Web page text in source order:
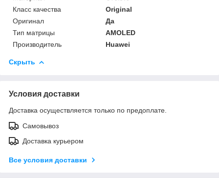
Класс качества
Original
Оригинал
Да
Тип матрицы
AMOLED
Производитель
Huawei
Скрыть
Условия доставки
Доставка осуществляется только по предоплате.
Самовывоз
Доставка курьером
Все условия доставки